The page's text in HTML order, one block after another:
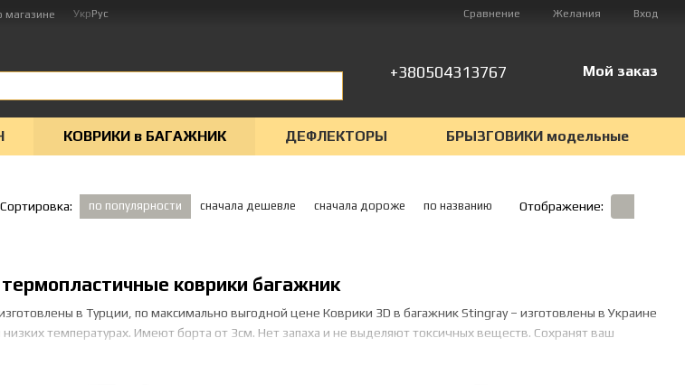
магазине УкрРус Сравнение Желания Вход
+380504313767 Мой заказ
КОВРИКИ в БАГАЖНИК ДЕФЛЕКТОРЫ БРЫЗГОВИКИ модельные
Сортировка: по популярности сначала дешевле сначала дороже по названию Отображение:
коврики багажник
в Турции, по максимально выгодной цене Коврики 3D в багажник Stingray – изготовлены в Украине
температурах. Имеют борта от 3см. Нет запаха и не выделяют токсичных веществ. Сохранят ваш